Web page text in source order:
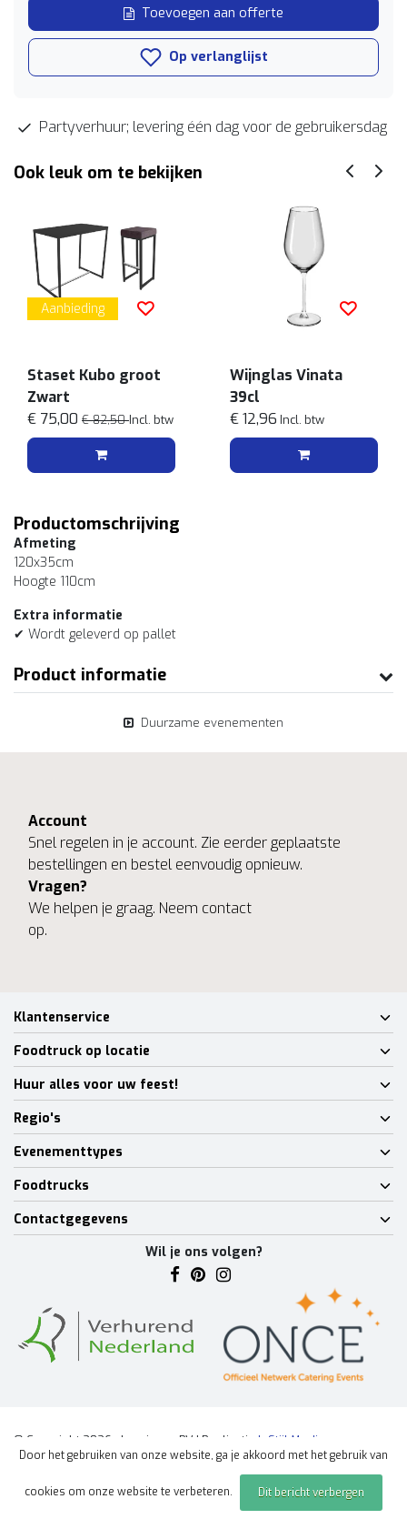
Toevoegen aan offerte
Op verlanglijst
Partyverhuur; levering één dag voor de gebruikersdag
Ook leuk om te bekijken
Aanbieding
Staset Kubo groot
Zwart
€ 75,00 € 82,50Incl. btw
Wijnglas Vinata
39cl
€ 12,96 Incl. btw
Productomschrijving
Afmeting
120x35cm
Hoogte 110cm
Extra informatie
✔ Wordt geleverd op pallet
Product informatie
Duurzame evenementen
Account
Snel regelen in je account. Zie eerder geplaatste
bestellingen en bestel eenvoudig opnieuw.
Vragen?
We helpen je graag. Neem contact
op.
Klantenservice
Foodtruck op locatie
Huur alles voor uw feest!
Regio's
Evenementtypes
Foodtrucks
Contactgegevens
Wil je ons volgen?
© Copyright 2026 - Lumineux BV | Realisatie
InStijl Media
Algemene voorwaarden|Disclaimer|Privacy Policy|Sitemap |
Door het gebruiken van onze website, ga je akkoord met het gebruik van
cookies om onze website te verbeteren. Dit bericht verbergen